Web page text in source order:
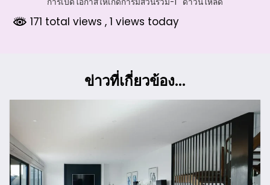
171 total views , 1 views today
ข่าวที่เกี่ยวข้อง...